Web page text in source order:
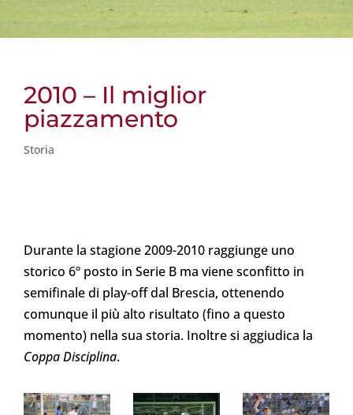
2010 – Il miglior
piazzamento
Storia
Durante la stagione 2009-2010 raggiunge uno
storico 6º posto in Serie B ma viene sconfitto in
semifinale di play-off dal Brescia, ottenendo
comunque il più alto risultato (fino a questo
momento) nella sua storia. Inoltre si aggiudica la
Coppa Disciplina.